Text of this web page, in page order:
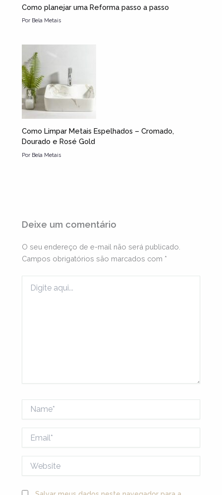
Como planejar uma Reforma passo a passo
Por Bela Metais
Como Limpar Metais Espelhados – Cromado,
Dourado e Rosé Gold
Por Bela Metais
Deixe um comentário
O seu endereço de e-mail não será publicado.
Campos obrigatórios são marcados com *
aqui...